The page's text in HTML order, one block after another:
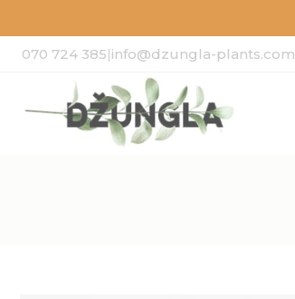
070 724 385|info@dzungla-plants.com